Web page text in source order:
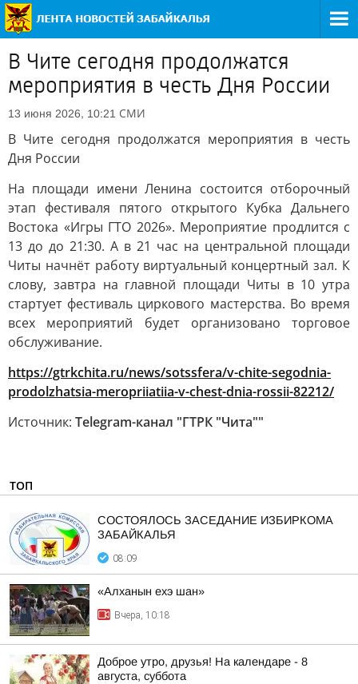
В Чите сегодня продолжатся
мероприятия в честь Дня России
13 июня 2026, 10:21 СМИ
В Чите сегодня продолжатся мероприятия в честь
Дня России
На площади имени Ленина состоится отборочный
этап фестиваля пятого открытого Кубка Дальнего
Востока «Игры ГТО 2026». Мероприятие продлится с
13 до до 21:30. А в 21 час на центральной площади
Читы начнёт работу виртуальный концертный зал. К
слову, завтра на главной площади Читы в 10 утра
стартует фестиваль циркового мастерства. Во время
всех мероприятий будет организовано торговое
обслуживание.
https://gtrkchita.ru/news/sotssfera/v-chite-segodnia-
prodolzhatsia-meropriiatiia-v-chest-dnia-rossii-82212/
Источник: Telegram-канал "ГТРК "Чита""
ТОП
СОСТОЯЛОСЬ ЗАСЕДАНИЕ ИЗБИРКОМА
ЗАБАЙКАЛЬЯ
08:09
«Алханын ехэ шан»
Вчера, 10:18
Доброе утро, друзья! На календаре - 8
августа, суббота